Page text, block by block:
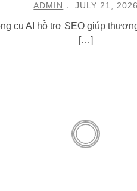
ADMIN JULY 21, 2026
cụ AI hỗ trợ SEO giúp
[…]